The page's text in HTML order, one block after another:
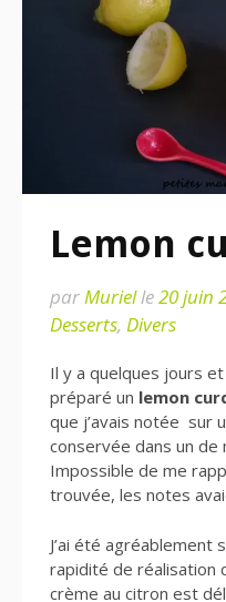
Lemon
parMurielle20 juin
Desserts, Divers
Il y a quelques jours
préparé un lemon
que j’avais notée sur
conservée dans un
Impossible de me
trouvée, les notes
J’ai été agréablement
rapidité de réalisation
crème au citron est